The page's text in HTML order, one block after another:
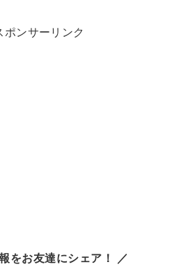
ポンサーリンク
をお友達にシェア！ ／